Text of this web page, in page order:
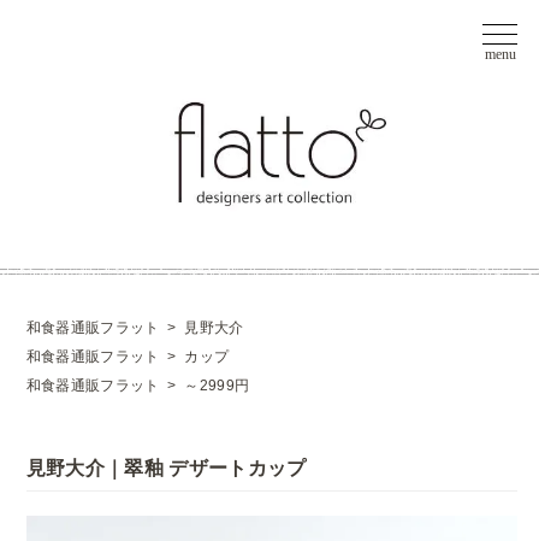
和食器通販フラット >
見野大介
和食器通販フラット
> カップ
和食器通販フラット
> ～2999円
見野大介｜翠釉 デザートカップ